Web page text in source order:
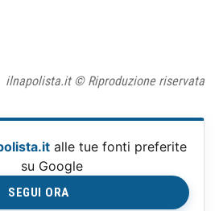
ilnapolista.it © Riproduzione riservata
alle tue fonti preferite
su Google
SEGUI ORA